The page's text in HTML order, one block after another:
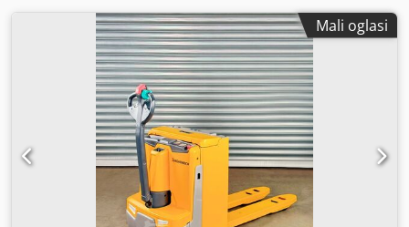
Mali oglasi